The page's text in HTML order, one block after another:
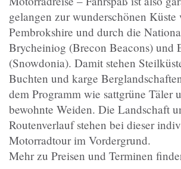
gelangen zur wunderschönen Küste
Pembrokshire und durch die
Brycheiniog (Brecon Beacons) und
(Snowdonia). Damit stehen
Buchten und karge
dem Programm wie sattgrüne Täler
bewohnte Weiden. Die Landschaft
Routenverlauf stehen bei dieser
Motorradtour im Vordergrund.
Mehr zu Preisen und Terminen